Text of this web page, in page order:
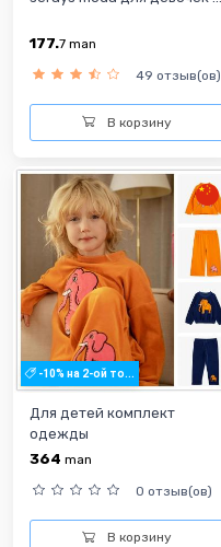
177.7 man
49 отзыв(ов)
В корзину
-10% на 2-ой то...
Для детей комплект
одежды
364 man
0 отзыв(ов)
В корзину